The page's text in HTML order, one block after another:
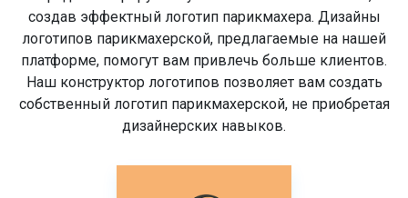
создав эффектный логотип парикмахера. Дизайны
логотипов парикмахерской, предлагаемые на нашей
платформе, помогут вам привлечь больше клиентов.
Наш конструктор логотипов позволяет вам создать
собственный логотип парикмахерской, не приобретая
дизайнерских навыков.